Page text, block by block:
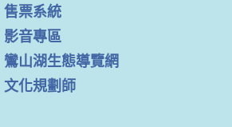
售票系統
影音專區
鸞山湖生態導覽網
文化規劃師